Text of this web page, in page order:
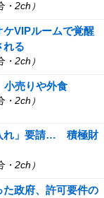
2ch）
VIPルームで覚醒
れる
2ch）
売りや外食
2ch）
れ」要請… 積極財
2ch）
政府、許可要件の